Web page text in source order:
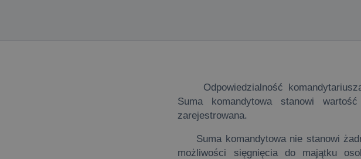
Odpowiedzialność
Suma komandytowa stanowi
zarejestrowana.
Suma komandytowa nie stanowi
możliwości sięgnięcia do majątku